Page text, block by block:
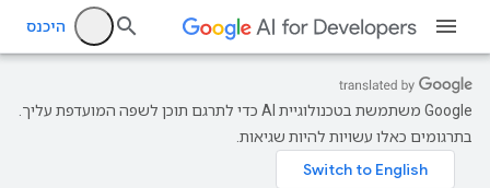
היכנס
‫Google משתמשת בטכנולוגיית AI כדי לתרגם תוכן לשפה המועדפת עליך.
בתרגומים כאלו עשויות להיות שגיאות.